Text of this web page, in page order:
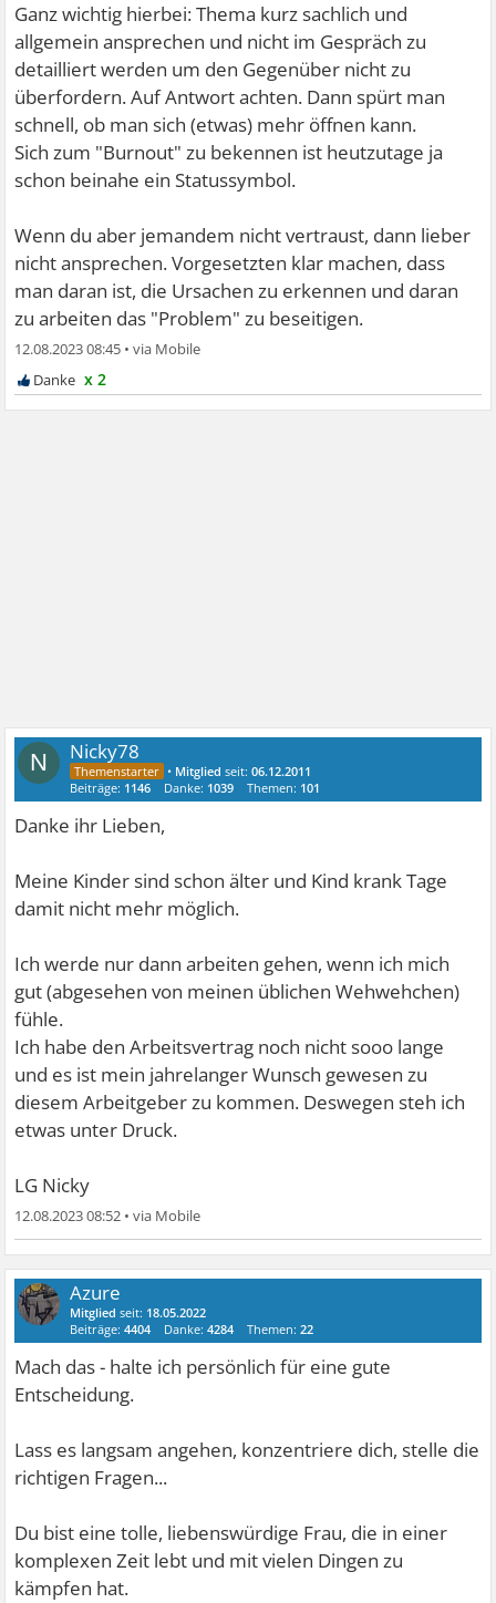
Ganz wichtig hierbei: Thema kurz sachlich und
allgemein ansprechen und nicht im Gespräch zu
detailliert werden um den Gegenüber nicht zu
überfordern. Auf Antwort achten. Dann spürt man
schnell, ob man sich (etwas) mehr öffnen kann.
Sich zum "Burnout" zu bekennen ist heutzutage ja
schon beinahe ein Statussymbol.
Wenn du aber jemandem nicht vertraust, dann lieber
nicht ansprechen. Vorgesetzten klar machen, dass
man daran ist, die Ursachen zu erkennen und daran
zu arbeiten das "Problem" zu beseitigen.
12.08.2023 08:45 •
x 2
N Nicky78
• Mitglied seit:06.12.2011
Beiträge: 1146 Danke: 1039 Themen: 101
Danke ihr Lieben,
Meine Kinder sind schon älter und Kind krank Tage
damit nicht mehr möglich.
Ich werde nur dann arbeiten gehen, wenn ich mich
gut (abgesehen von meinen üblichen Wehwehchen)
fühle.
Ich habe den Arbeitsvertrag noch nicht sooo lange
und es ist mein jahrelanger Wunsch gewesen zu
diesem Arbeitgeber zu kommen. Deswegen steh ich
etwas unter Druck.
LG Nicky
12.08.2023 08:52 •
Azure
Mitglied seit: 18.05.2022
Beiträge:4404 Danke:4284 Themen:22
Mach das - halte ich persönlich für eine gute
Entscheidung.
Lass es langsam angehen, konzentriere dich, stelle die
richtigen Fragen...
Du bist eine tolle, liebenswürdige Frau, die in einer
komplexen Zeit lebt und mit vielen Dingen zu
kämpfen hat.